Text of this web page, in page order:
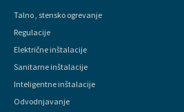
Talno , stensko ogrevanje
Regulacije
Električne inštalacije
Sanitarne inštalacije
Inteligentne inštalacije
Odvodnjavanje